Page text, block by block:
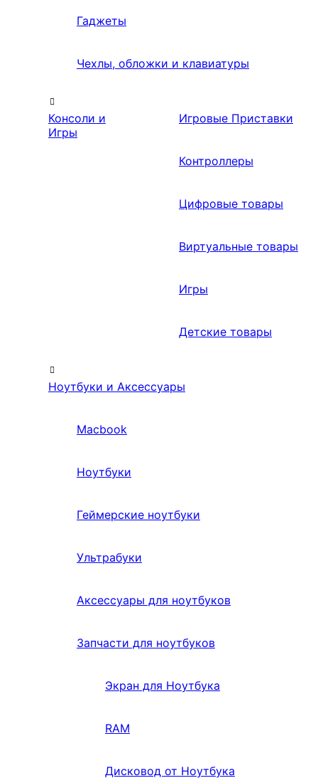
Гаджеты
Чехлы, обложки и клавиатуры
Консоли и
Игры
Игровые Приставки
Контроллеры
Цифровые товары
Виртуальные товары
Игры
Детские товары
Ноутбуки и Аксессуары
Macbook
Ноутбуки
Геймерские ноутбуки
Ультрабуки
Аксессуары для ноутбуков
Запчасти для ноутбуков
Экран для Ноутбука
RAM
Дисковод от Ноутбука